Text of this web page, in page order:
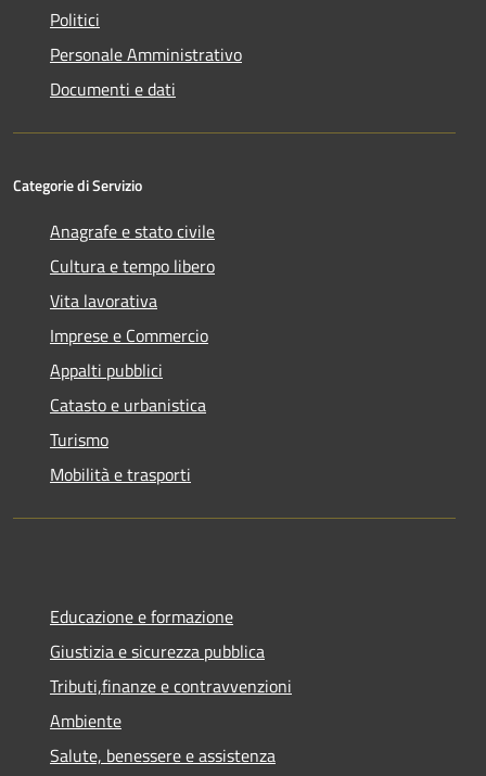
Politici
Personale Amministrativo
Documenti e dati
Categorie di Servizio
Anagrafe e stato civile
Cultura e tempo libero
Vita lavorativa
Imprese e Commercio
Appalti pubblici
Catasto e urbanistica
Turismo
Mobilità e trasporti
Educazione e formazione
Giustizia e sicurezza pubblica
Tributi,finanze e contravvenzioni
Ambiente
Salute, benessere e assistenza